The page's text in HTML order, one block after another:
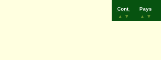
Cont.
▲
▼
Pays
▲
▼